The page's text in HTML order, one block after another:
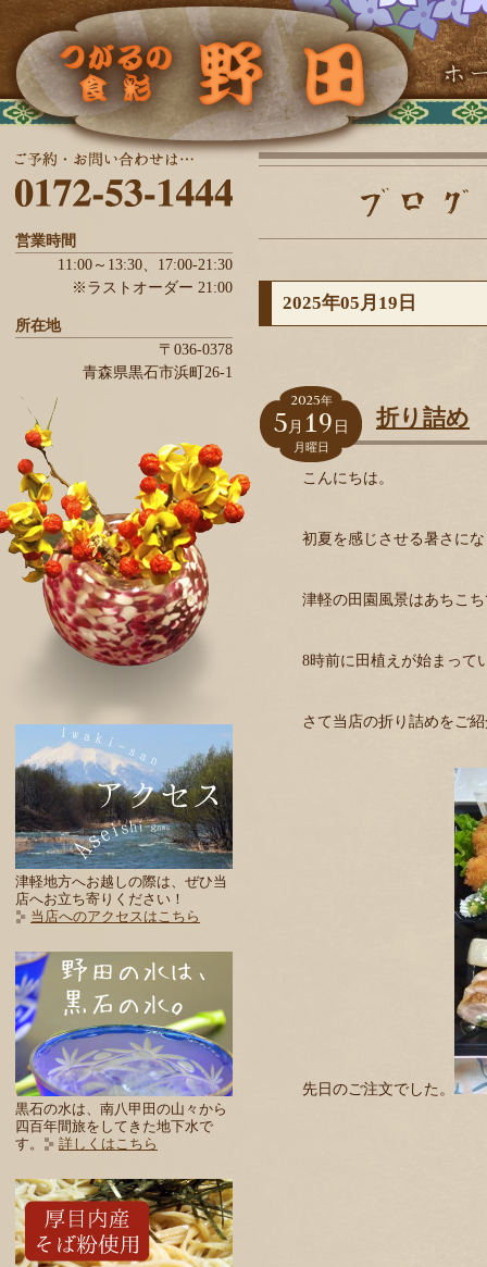
営業時間
11:00～13:30、 17:00-21:30
※ラストオーダー 21:00
所在地
〒036-0378
青森県黒石市浜町26-1
津軽地方へお越しの際は、ぜひ当
店へお立ち寄りください！
当店へのアクセスはこちら
黒石の水は、南八甲田の山々から
四百年間旅をしてきた地下水で
す。
詳しくはこちら
2025年05月19日
2025年
5 月 19 日
月曜日
折り詰め
こんにちは。
初夏を感じさせる暑さに
津軽の田園風景はあちこ
8時前に田植えが始まって
さて当店の折り詰めをご
先日のご注文でした。